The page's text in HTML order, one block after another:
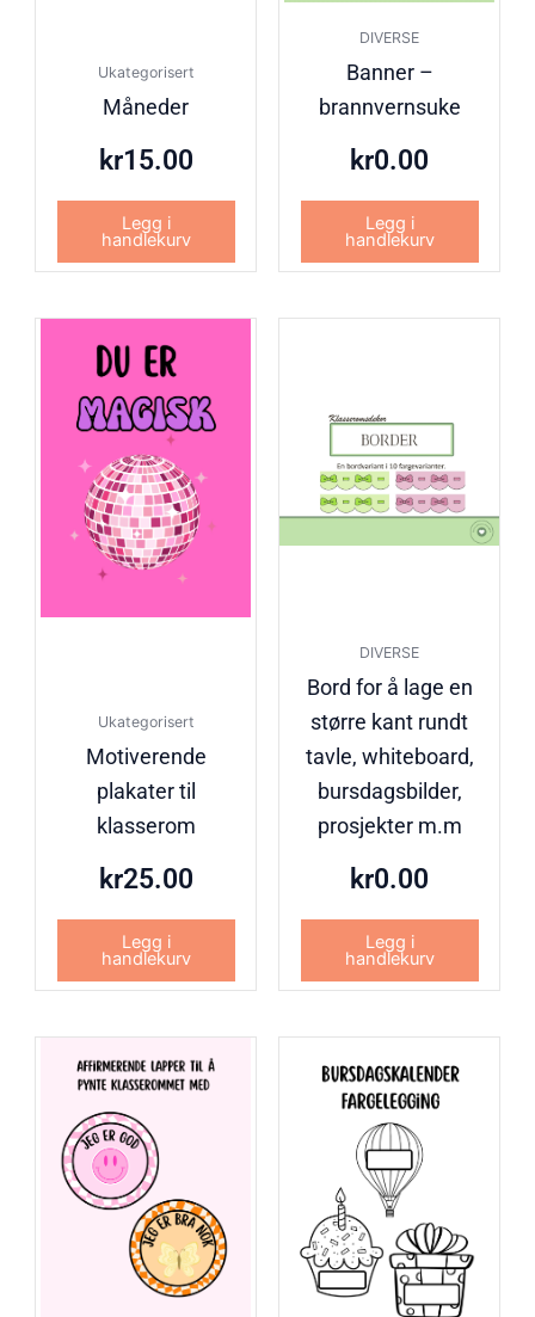
Ukategorisert
Måneder
kr15.00
Legg i
handlekurv
DIVERSE
Banner –
brannvernsuke
kr0.00
Legg i
handlekurv
Ukategorisert
Motiverende
plakater til
klasserom
kr25.00
Legg i
handlekurv
DIVERSE
Bord for å lage en
større kant rundt
tavle, whiteboard,
bursdagsbilder,
prosjekter m.m
kr0.00
Legg i
handlekurv